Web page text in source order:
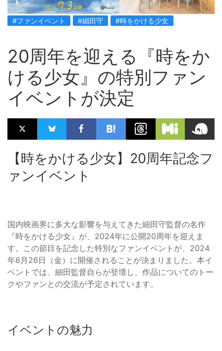
#ファンイベント #細田守 #時をかける少女
20周年を迎える『時をか
ける少女』の特別ファン
イベントが決定
【時をかける少女】20周年記念フ
ァンイベント
国内映画界に多大な影響を与えてきた細田守監督の名作
『時をかける少女』が、2024年に公開20周年を迎えま
す。この節目を記念した特別なファンイベントが、2024
年6月26日（金）に開催されることが決まりました。本イ
ベントでは、細田監督自らが登壇し、作品についてのトー
クやファンとの交流が予定されています。
イベントの魅力